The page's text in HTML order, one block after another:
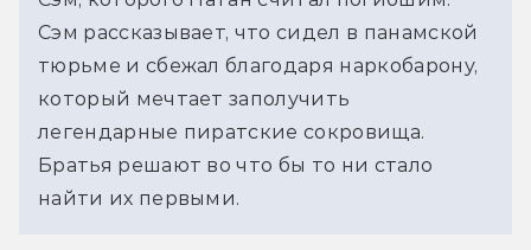
Сэм рассказывает, что сидел в панамской
тюрьме и сбежал благодаря наркобарону,
который мечтает заполучить
легендарные пиратские сокровища.
Братья решают во что бы то ни стало
найти их первыми.